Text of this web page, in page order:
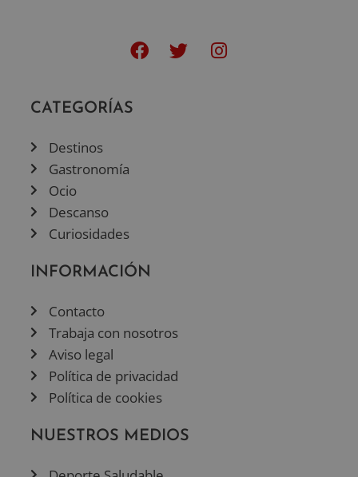
CATEGORÍAS
Destinos
Gastronomía
Ocio
Descanso
Curiosidades
INFORMACIÓN
Contacto
Trabaja con nosotros
Aviso legal
Política de privacidad
Política de cookies
NUESTROS MEDIOS